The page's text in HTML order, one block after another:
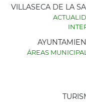
AYUNTAMIENTO
VILLASECA DE LA
ÁREAS